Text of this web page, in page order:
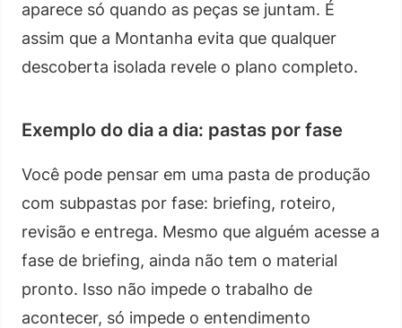
aparece só quando as peças se juntam. É
assim que a Montanha evita que qualquer
descoberta isolada revele o plano completo.
Exemplo do dia a dia: pastas por fase
Você pode pensar em uma pasta de produção
com subpastas por fase: briefing, roteiro,
revisão e entrega. Mesmo que alguém acesse a
fase de briefing, ainda não tem o material
pronto. Isso não impede o trabalho de
acontecer, só impede o entendimento